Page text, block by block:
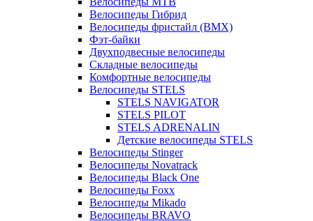
Велосипеды Гибрид
Велосипеды фристайл (BMX)
Фэт-байки
Двухподвесные велосипеды
Складные велосипеды
Комфортные велосипеды
Велосипеды STELS
STELS NAVIGATOR
STELS PILOT
STELS ADRENALIN
Детские велосипеды STELS
Велосипеды Stinger
Велосипеды Novatrack
Велосипеды Black One
Велосипеды Foxx
Велосипеды Mikado
Велосипеды BRAVO